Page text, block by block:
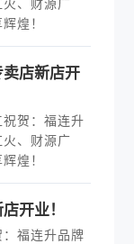
煌！
店新店开
贺：福连升
、财源广
煌！
开业！
福连升品牌